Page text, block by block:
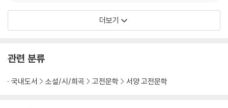
더보기
관련 분류
국내도서 소설/시/희곡 고전문학 서양 고전문학